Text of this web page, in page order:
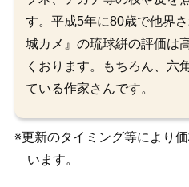
す。平成5年に80歳で他界
城カメ』の琉球絣の評価は
くおります。もちろん、六
ている作家さんです。
※更新のタイミング等により
います。